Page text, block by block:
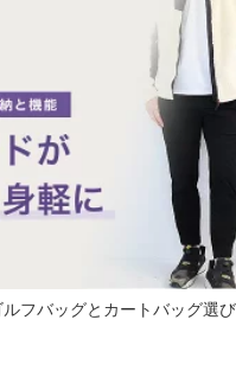
フバッグとカートバッグ選び